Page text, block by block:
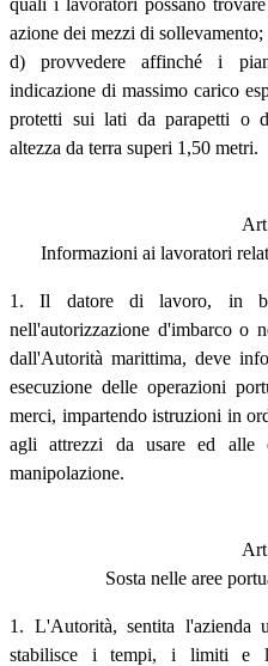
azione dei mezzi di sollevamento;
d) provvedere affinché i
indicazione di massimo carico
protetti sui lati da parapetti o
altezza da terra superi 1,50 metri.
Informazioni ai lavoratori
1. Il datore di lavoro, in
nell'autorizzazione d'imbarco o
dall'Autorità marittima, deve
esecuzione delle operazioni
merci, impartendo istruzioni in
agli attrezzi da usare ed alle
manipolazione.
Sosta nelle aree
1. L'Autorità, sentita l'azienda
stabilisce i tempi, i limiti e